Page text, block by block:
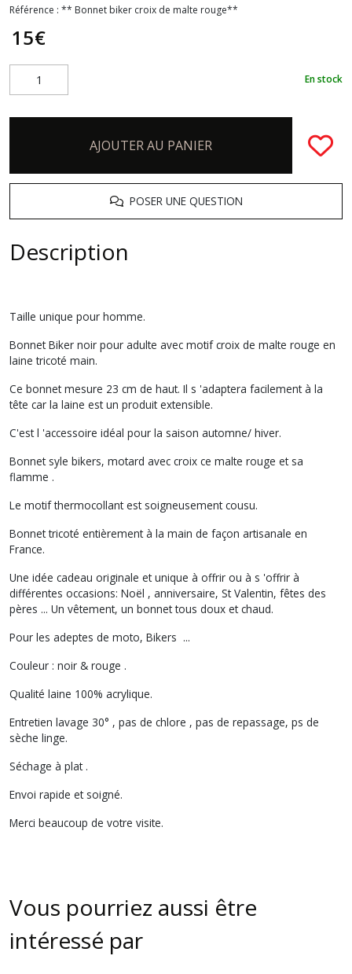
Référence : ** Bonnet biker croix de malte rouge**
15€
En stock
AJOUTER AU PANIER
POSER UNE QUESTION
Description
Taille unique pour homme.
Bonnet Biker noir pour adulte avec motif croix de malte rouge en
laine tricoté main.
Ce bonnet mesure 23 cm de haut. Il s 'adaptera facilement à la
tête car la laine est un produit extensible.
C'est l 'accessoire idéal pour la saison automne/ hiver.
Bonnet syle bikers, motard avec croix ce malte rouge et sa
flamme .
Le motif thermocollant est soigneusement cousu.
Bonnet tricoté entièrement à la main de façon artisanale en
France.
Une idée cadeau originale et unique à offrir ou à s 'offrir à
différentes occasions: Noël , anniversaire, St Valentin, fêtes des
pères ... Un vêtement, un bonnet tous doux et chaud.
Pour les adeptes de moto, Bikers ...
Couleur : noir & rouge .
Qualité laine 100% acrylique.
Entretien lavage 30° , pas de chlore , pas de repassage, ps de
sèche linge.
Séchage à plat .
Envoi rapide et soigné.
Merci beaucoup de votre visite.
Vous pourriez aussi être
intéressé par